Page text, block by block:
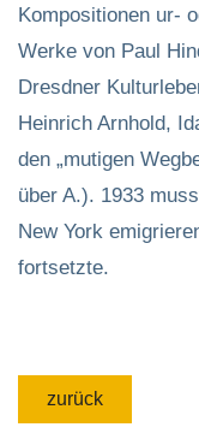
Kompositionen ur-
Werke von Paul
Dresdner
Heinrich Arnhold,
den „mutigen
über A.). 1933
New York
fortsetzte.
zurück